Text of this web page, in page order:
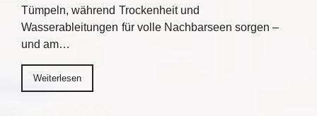
Tümpeln, während Trockenheit und
Wasserableitungen für volle Nachbarseen sorgen –
und am…
Weiterlesen